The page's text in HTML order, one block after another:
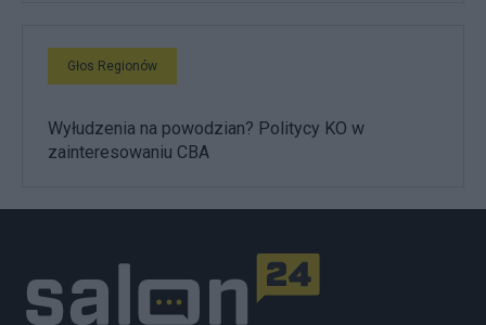
Głos Regionów
Wyłudzenia na powodzian? Politycy KO w
zainteresowaniu CBA